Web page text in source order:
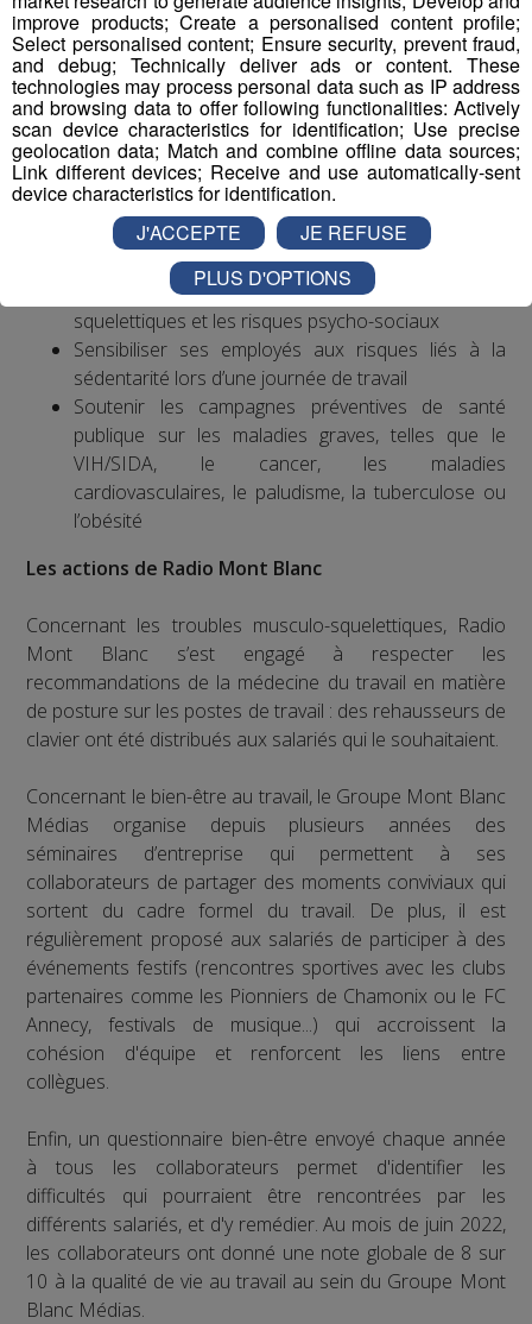
leurs collègues des autres pays européens. Les troubles
musculo-squelettiques sont la première cause de
maladies professionnelles, notamment au niveau du
poignet et de la main.
Exemples d’actions à entreprendre
Mettre en place une politique ambitieuse de santé,
sécurité et bien-être au travail visant notamment à
réduire les accidents du travail et les situations à
risques ainsi que les troubles musculo-
squelettiques et les risques psycho-sociaux
Sensibiliser ses employés aux risques liés à la
sédentarité lors d’une journée de travail
Soutenir les campagnes préventives de santé
publique sur les maladies graves, telles que le
VIH/SIDA, le cancer, les maladies
cardiovasculaires, le paludisme, la tuberculose ou
l’obésité
Les actions de Radio Mont Blanc
Concernant les troubles musculo-squelettiques, Radio
Mont Blanc s’est engagé à respecter les
recommandations de la médecine du travail en matière
de posture sur les postes de travail : des rehausseurs de
clavier ont été distribués aux salariés qui le souhaitaient.
Concernant le bien-être au travail, le Groupe Mont Blanc
Médias organise depuis plusieurs années des
séminaires d’entreprise qui permettent à ses
collaborateurs de partager des moments conviviaux qui
sortent du cadre formel du travail. De plus, il est
régulièrement proposé aux salariés de participer à des
événements festifs (rencontres sportives avec les clubs
partenaires comme les Pionniers de Chamonix ou le FC
Annecy, festivals de musique...) qui accroissent la
cohésion d'équipe et renforcent les liens entre
collègues.
Enfin, un questionnaire bien-être envoyé chaque année
à tous les collaborateurs permet d'identifier les
difficultés qui pourraient être rencontrées par les
différents salariés, et d'y remédier. Au mois de juin 2022,
les collaborateurs ont donné une note globale de 8 sur
10 à la qualité de vie au travail au sein du Groupe Mont
Blanc Médias.
improve products; Create a personalised content profile;
Select personalised content; Ensure security, prevent fraud,
and debug; Technically deliver ads or content. These
technologies may process personal data such as IP address
and browsing data to offer following functionalities: Actively
scan device characteristics for identification; Use precise
geolocation data; Match and combine offline data sources;
Link different devices; Receive and use automatically-sent
device characteristics for identification.
J'ACCEPTE
JE REFUSE
PLUS D'OPTIONS